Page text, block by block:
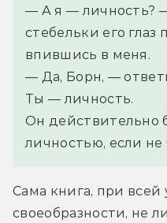
— А я — личность?
стебельки его глаз
впившись в меня.
— Да, Борн, —
Ты — личность.
Он действительно
личностью, если
Сама книга, при всей
своеобразности, не